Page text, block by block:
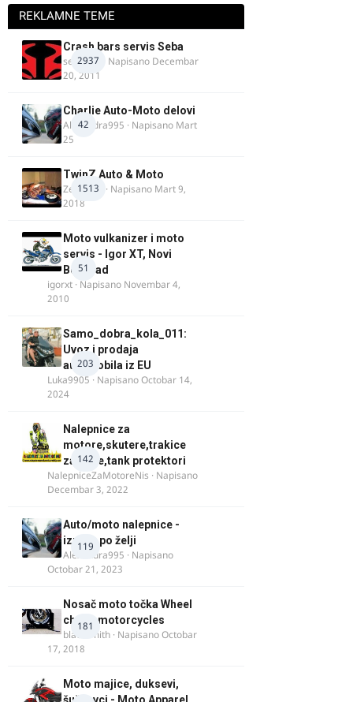
REKLAMNE TEME
2937
Crash bars servis Seba
seba011 · Napisano Decembar
20, 2011
42
Charlie Auto-Moto delovi
Alexandra995 · Napisano Mart
25
1513
TwinZ Auto & Moto
Zeljkamp · Napisano Mart 9,
2018
51
Moto vulkanizer i moto
servis - Igor XT, Novi
Beograd
igorxt · Napisano Novembar 4,
2010
203
Samo_dobra_kola_011:
Uvoz i prodaja
automobila iz EU
Luka9905 · NapisanoOctobar 14,
2024
142
Nalepnice za
motore,skutere,trakice
za felne,tank protektori
NalepniceZaMotoreNis · Napisano
Decembar 3, 2022
119
Auto/moto nalepnice -
izrada po želji
Alexandra995 · Napisano
Octobar 21, 2023
181
Nosač moto točka Wheel
chock motorcycles
blacksmith · NapisanoOctobar
17, 2018
Moto majice, duksevi,